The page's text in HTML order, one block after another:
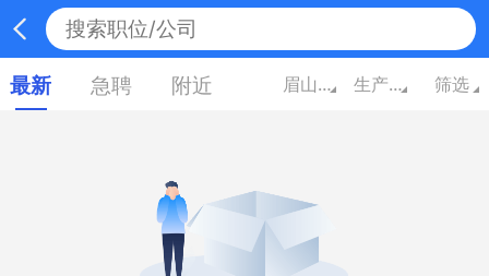
最新 急聘 附近 眉山四川 生产/营运/采购/物流 筛选